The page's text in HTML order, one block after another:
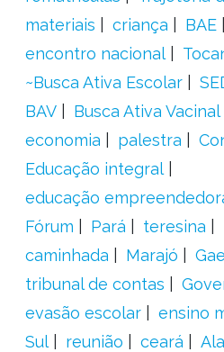
materiais
criança BAE
encontro nacional
~Busca Ativa Escolar
BAV
Busca Ativa Vacinal
economia
palestra
Educação integral
educação
Fórum
Pará teresina
caminhada
Marajó
tribunal de contas
evasão escolar
ensino
Sul
reunião ceará